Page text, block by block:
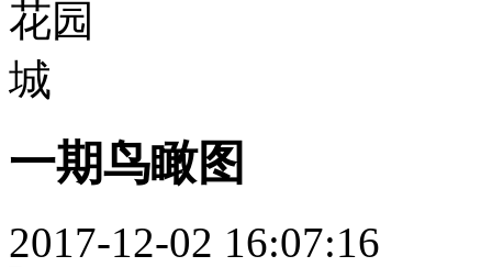
一期鸟瞰图
2017-12-02 16:07:16